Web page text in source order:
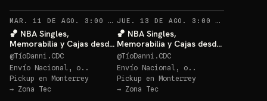
MAR. 11 DE AGO. 3:00 AM · 62RECORDATORIOS
🏀 NBA Singles,
Memorabilia y Cajas desde
$20 🔥
@TíoDanni.CDC
Envío Nacional, o..
Pickup en Monterrey
→ Zona Tec
JUE. 13 DE AGO. 3:00 AM
🏀 NBA Singles,
Memorabilia y Cajas desde
$20 🔥
@TíoDanni.CDC
Envío Nacional, o..
Pickup en Monterrey
→ Zona Tec